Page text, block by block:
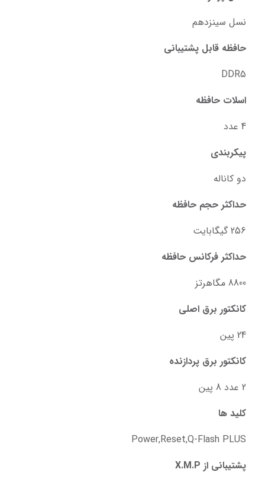
نسل سینزدهم
حافظه قابل پشتیبانی
DDR5
اسلات حافظه
4 عدد
پیکربندی
دو کاناله
حداکثر حجم حافظه
256 گیگابایت
حداکثر فرکانس حافظه
8800 مگاهرتز
کانکتور برق اصلی
24 پین
کانکتور برق پردازنده
2 عدد 8 پین
کلید ها
Power,Reset,Q-Flash PLUS
پشتیبانی از X.M.P